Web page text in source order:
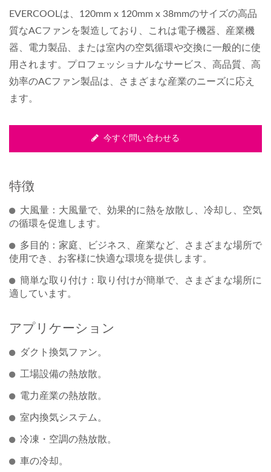
EVERCOOLは、120mm x 120mm x 38mmのサイズの高品
質なACファンを製造しており、これは電子機器、産業機
器、電力製品、または室内の空気循環や交換に一般的に使
用されます。プロフェッショナルなサービス、高品質、高
効率のACファン製品は、さまざまな産業のニーズに応え
ます。
今すぐ問い合わせる
特徴
大風量：大風量で、効果的に熱を放散し、冷却し、空気
の循環を促進します。
多目的：家庭、ビジネス、産業など、さまざまな場所で
使用でき、お客様に快適な環境を提供します。
簡単な取り付け：取り付けが簡単で、さまざまな場所に
適しています。
アプリケーション
ダクト換気ファン。
工場設備の熱放散。
電力産業の熱放散。
室内換気システム。
冷凍・空調の熱放散。
車の冷却。